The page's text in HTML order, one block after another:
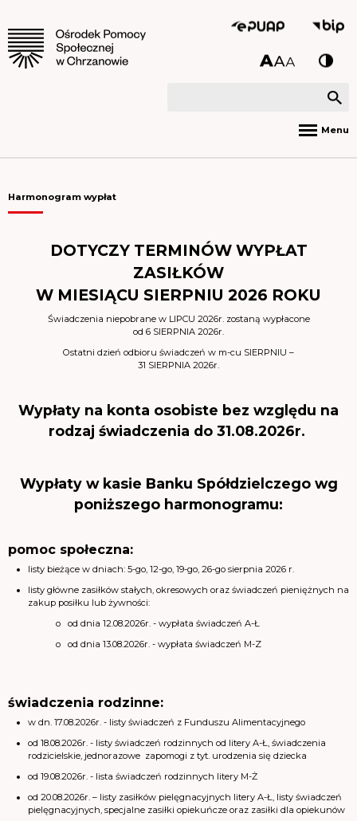
Menu
Harmonogram wypłat
DOTYCZY TERMINÓW WYPŁAT
ZASIŁKÓW
W MIESIĄCU SIERPNIU 2026 ROKU
Świadczenia niepobrane w LIPCU 2026r. zostaną wypłacone
od 6 SIERPNIA 2026r.
Ostatni dzień odbioru świadczeń w m-cu SIERPNIU –
31 SIERPNIA 2026r.
Wypłaty na konta osobiste bez względu na
rodzaj świadczenia do 31.08.2026r.
Wypłaty w kasie Banku Spółdzielczego wg
poniższego harmonogramu:
pomoc społeczna:
listy bieżące w dniach: 5-go, 12-go, 19-go, 26-go sierpnia 2026 r.
listy główne zasiłków stałych, okresowych oraz świadczeń pieniężnych na
zakup posiłku lub żywności:
o od dnia 12.08.2026r. - wypłata świadczeń A-Ł
o od dnia 13.08.2026r. - wypłata świadczeń M-Z
świadczenia rodzinne:
w dn. 17.08.2026r. - listy świadczeń z Funduszu Alimentacyjnego
od 18.08.2026r. - listy świadczeń rodzinnych od litery A-Ł, świadczenia
rodzicielskie, jednorazowe zapomogi z tyt. urodzenia się dziecka
od 19.08.2026r. - lista świadczeń rodzinnych litery M-Ż
od 20.08.2026r. – listy zasiłków pielęgnacyjnych litery A-Ł, listy świadczeń
pielęgnacyjnych, specjalne zasiłki opiekuńcze oraz zasiłki dla opiekunów